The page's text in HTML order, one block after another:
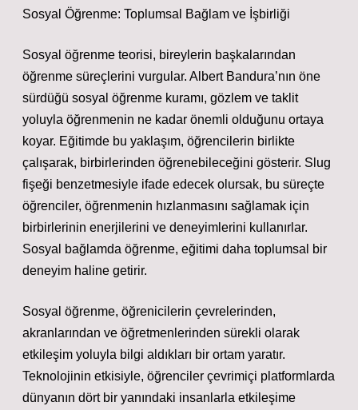
Sosyal Öğrenme: Toplumsal Bağlam ve İşbirliği
Sosyal öğrenme teorisi, bireylerin başkalarından
öğrenme süreçlerini vurgular. Albert Bandura’nın öne
sürdüğü sosyal öğrenme kuramı, gözlem ve taklit
yoluyla öğrenmenin ne kadar önemli olduğunu ortaya
koyar. Eğitimde bu yaklaşım, öğrencilerin birlikte
çalışarak, birbirlerinden öğrenebileceğini gösterir. Slug
fişeği benzetmesiyle ifade edecek olursak, bu süreçte
öğrenciler, öğrenmenin hızlanmasını sağlamak için
birbirlerinin enerjilerini ve deneyimlerini kullanırlar.
Sosyal bağlamda öğrenme, eğitimi daha toplumsal bir
deneyim haline getirir.
Sosyal öğrenme, öğrenicilerin çevrelerinden,
akranlarından ve öğretmenlerinden sürekli olarak
etkileşim yoluyla bilgi aldıkları bir ortam yaratır.
Teknolojinin etkisiyle, öğrenciler çevrimiçi platformlarda
dünyanın dört bir yanındaki insanlarla etkileşime